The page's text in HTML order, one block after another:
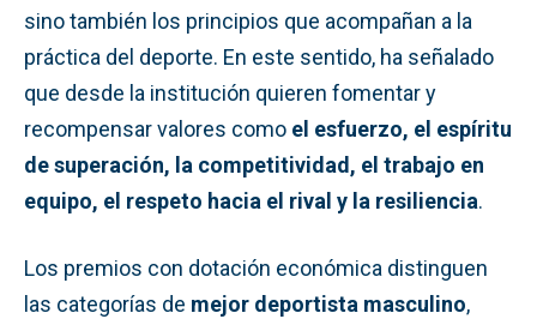
sino también los principios que acompañan a la
práctica del deporte. En este sentido, ha señalado
que desde la institución quieren fomentar y
recompensar valores como el esfuerzo, el espíritu
de superación, la competitividad, el trabajo en
equipo, el respeto hacia el rival y la resiliencia.
Los premios con dotación económica distinguen
las categorías de mejor deportista masculino,